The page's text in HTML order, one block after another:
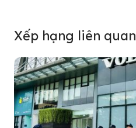
Xếp hạng liên quan